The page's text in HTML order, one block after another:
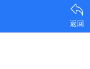
返回